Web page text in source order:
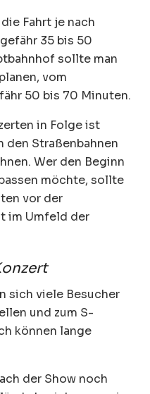
Fahrt je nach
35 bis 50
sollte man
vom
50 bis 70 Minuten.
in Folge ist
den Straßenbahnen
Wer den Beginn
möchte, sollte
vor der
im Umfeld der
sich viele Besucher
und zum S-
können lange
der Show noch